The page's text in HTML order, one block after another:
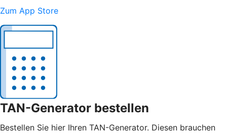
Zum App Store
TAN-Generator bestellen
Bestellen Sie hier Ihren TAN-Generator. Diesen brauchen